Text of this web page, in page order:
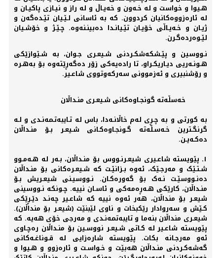
هـیوا و خواست و له‌ خـه‌ون و خه‌یـاڵ و له‌ راز و نیـازی پاکیـان و
لە ئارەزووەکانیان کردوون. که‌ به‌ ئاسانی لـێـیان تێـدەگه‌ن و
ژیـان و خـه‌یـاڵی خۆیـان تێـیانـدا دەبینـنه‌وە. چـێـژ و خۆشـیان
لێـوەردەگـرن.
نـووسین و پێـشکه‌شکـردنی شـیعـری جـوان، به‌ شـێوازێکی
هـونـه‌ریی دیـاریکـراو، تا رادەیه‌کی زۆر دەگه‌ڕێته‌وە بۆ به‌هـرە
و رۆشنبیری و ئه‌زموونی سه‌رکه‌وتووی شاعـیر.
خه‌سڵه‌تە گونجـاوەکانی شـیعـری منـداڵان
به‌ کورتی و به‌ چـڕی له‌م خاڵانـه‌دا، باس له‌ تـایبه‌تـمەنـدی و لـه‌
گرنگـترین خـه‌سـڵه‌ته‌ گـونجـاوەکـانی شـیعـر بـۆ منـداڵان
دەکـه‌یـن.
١ـ پێویسته‌ شاعـیری شیعـرنـووس بۆ منـداڵان، بـه‌ر له‌ هـه‌مـوو
شـتـێک و مه‌رجـێک، ئه‌وە بـزانێـت که‌ شـیعـرەکانی بۆ منـداڵان
دەنـووسێـت نـه‌ک بۆ گه‌ورەکـان. نـووسیـنی شیعـریش بـۆ
منـداڵان، کارێکی هـه‌ڕەمەکی و ئاسـان نییه‌. چـونکه‌ نـووسینی
شیعـر بۆ منداڵان، هه‌ر ئه‌وە نییه‌ که‌ شاعـیر چه‌نـد دێـڕێکی
کـێش و سه‌روادار رێکبخات و ناوی لێبنێت (شیعـر بۆ منداڵان).
شیعـری منداڵان بنه‌ما و تایبه‌تمه‌نـدی و مه‌رجی خۆی هه‌یه‌. که‌
پێویسته‌ شاعـیر له‌ کـاتی شـیعـر نووسـین بۆ منـداڵان رەچـاوی
ئه‌و مه‌رجـانه‌ بکات. پێویستە شارەزایی لە قـوناغـەکانی
گەشەکـردنی منـداڵان هەبێت و خـواسـت و ئارەزوو و هـیوا و